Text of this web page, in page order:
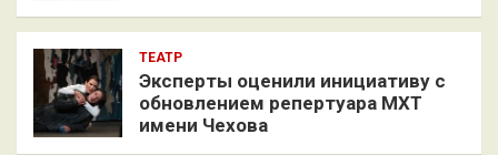
ТЕАТР
Эксперты оценили инициативу с
обновлением репертуара МХТ
имени Чехова